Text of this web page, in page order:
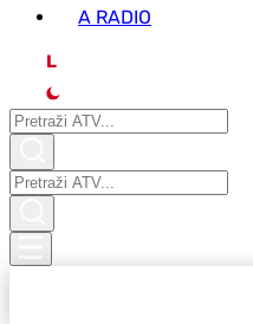
A RADIO
L